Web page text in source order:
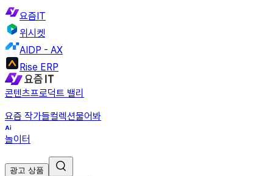
요즘IT
위시켓
AIDP - AX
Rise ERP
콘텐츠프로덕트 밸리
요즘 작가들컬렉션물어봐
놀이터
광고 상품